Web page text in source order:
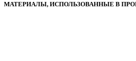
МАТЕРИАЛЫ, ИСПОЛЬЗОВАННЫЕ В